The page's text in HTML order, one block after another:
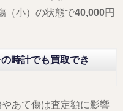
（小）の状態で40,000円
時計でも買取でき
あて傷は査定額に影響